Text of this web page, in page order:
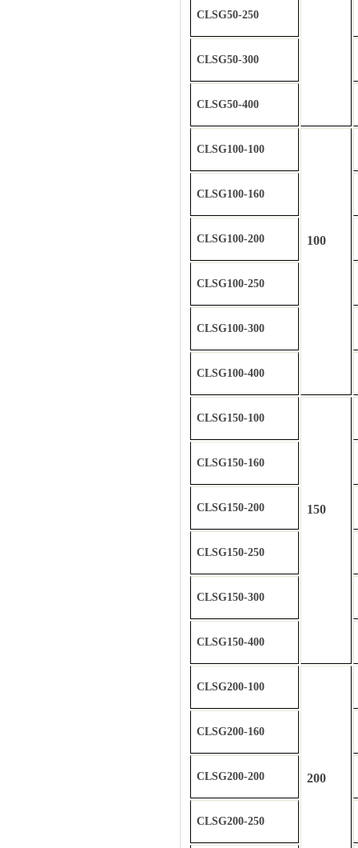
CLSG50-250
CLSG50-300
CLSG50-400
CLSG100-100
100
CLSG100-160
CLSG100-200
CLSG100-250
CLSG100-300
CLSG100-400
CLSG150-100
150
CLSG150-160
CLSG150-200
CLSG150-250
CLSG150-300
CLSG150-400
CLSG200-100
200
CLSG200-160
CLSG200-200
CLSG200-250